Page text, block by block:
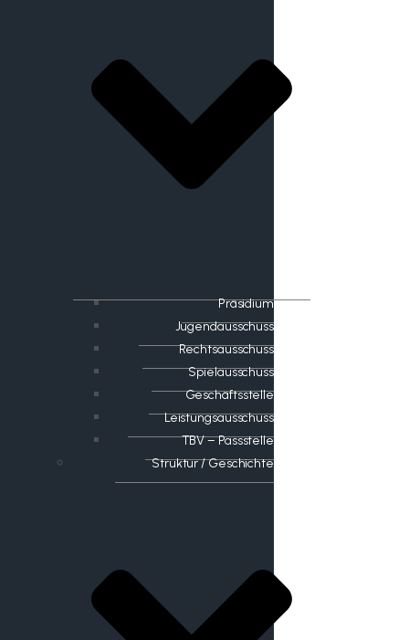
Präsidium
Jugendausschuss
Rechtsausschuss
Spielausschuss
Geschäftsstelle
Leistungsausschuss
TBV – Passstelle
Struktur / Geschichte